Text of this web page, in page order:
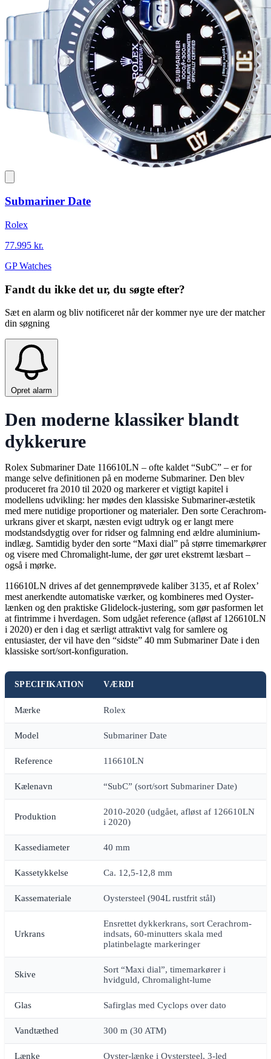
Submariner Date
Rolex
77.995 kr.
GP Watches
Fandt du ikke det ur, du søgte efter?
Sæt en alarm og bliv notificeret når der kommer nye ure der matcher
din søgning
Opret alarm
Den moderne klassiker blandt
dykkerure
Rolex Submariner Date 116610LN – ofte kaldet “SubC” – er for
mange selve definitionen på en moderne Submariner. Den blev
produceret fra 2010 til 2020 og markerer et vigtigt kapitel i
modellens udvikling: her mødes den klassiske Submariner-æstetik
med mere nutidige proportioner og materialer. Den sorte Cerachrom-
urkrans giver et skarpt, næsten evigt udtryk og er langt mere
modstandsdygtig over for ridser og falmning end ældre aluminium-
indlæg. Samtidig byder den sorte “Maxi dial” på større timemarkører
og visere med Chromalight-lume, der gør uret ekstremt læsbart –
også i mørke.
116610LN drives af det gennemprøvede kaliber 3135, et af Rolex’
mest anerkendte automatiske værker, og kombineres med Oyster-
lænken og den praktiske Glidelock-justering, som gør pasformen let
at fintrimme i hverdagen. Som udgået reference (afløst af 126610LN
i 2020) er den i dag et særligt attraktivt valg for samlere og
entusiaster, der vil have den “sidste” 40 mm Submariner Date i den
klassiske sort/sort-konfiguration.
SPECIFIKATION VÆRDI
Mærke Rolex
Model Submariner Date
Reference 116610LN
Kælenavn “SubC” (sort/sort Submariner Date)
Produktion
2010-2020 (udgået, afløst af 126610LN
i 2020)
Kassediameter 40 mm
Kassetykkelse Ca. 12,5-12,8 mm
Kassemateriale Oystersteel (904L rustfrit stål)
Urkrans
Ensrettet dykkerkrans, sort Cerachrom-
indsats, 60-minutters skala med
platinbelagte markeringer
Skive
Sort “Maxi dial”, timemarkører i
hvidguld, Chromalight-lume
Glas Safirglas med Cyclops over dato
Vandtæthed 300 m (30 ATM)
Lænke Oyster-lænke i Oystersteel, 3-led